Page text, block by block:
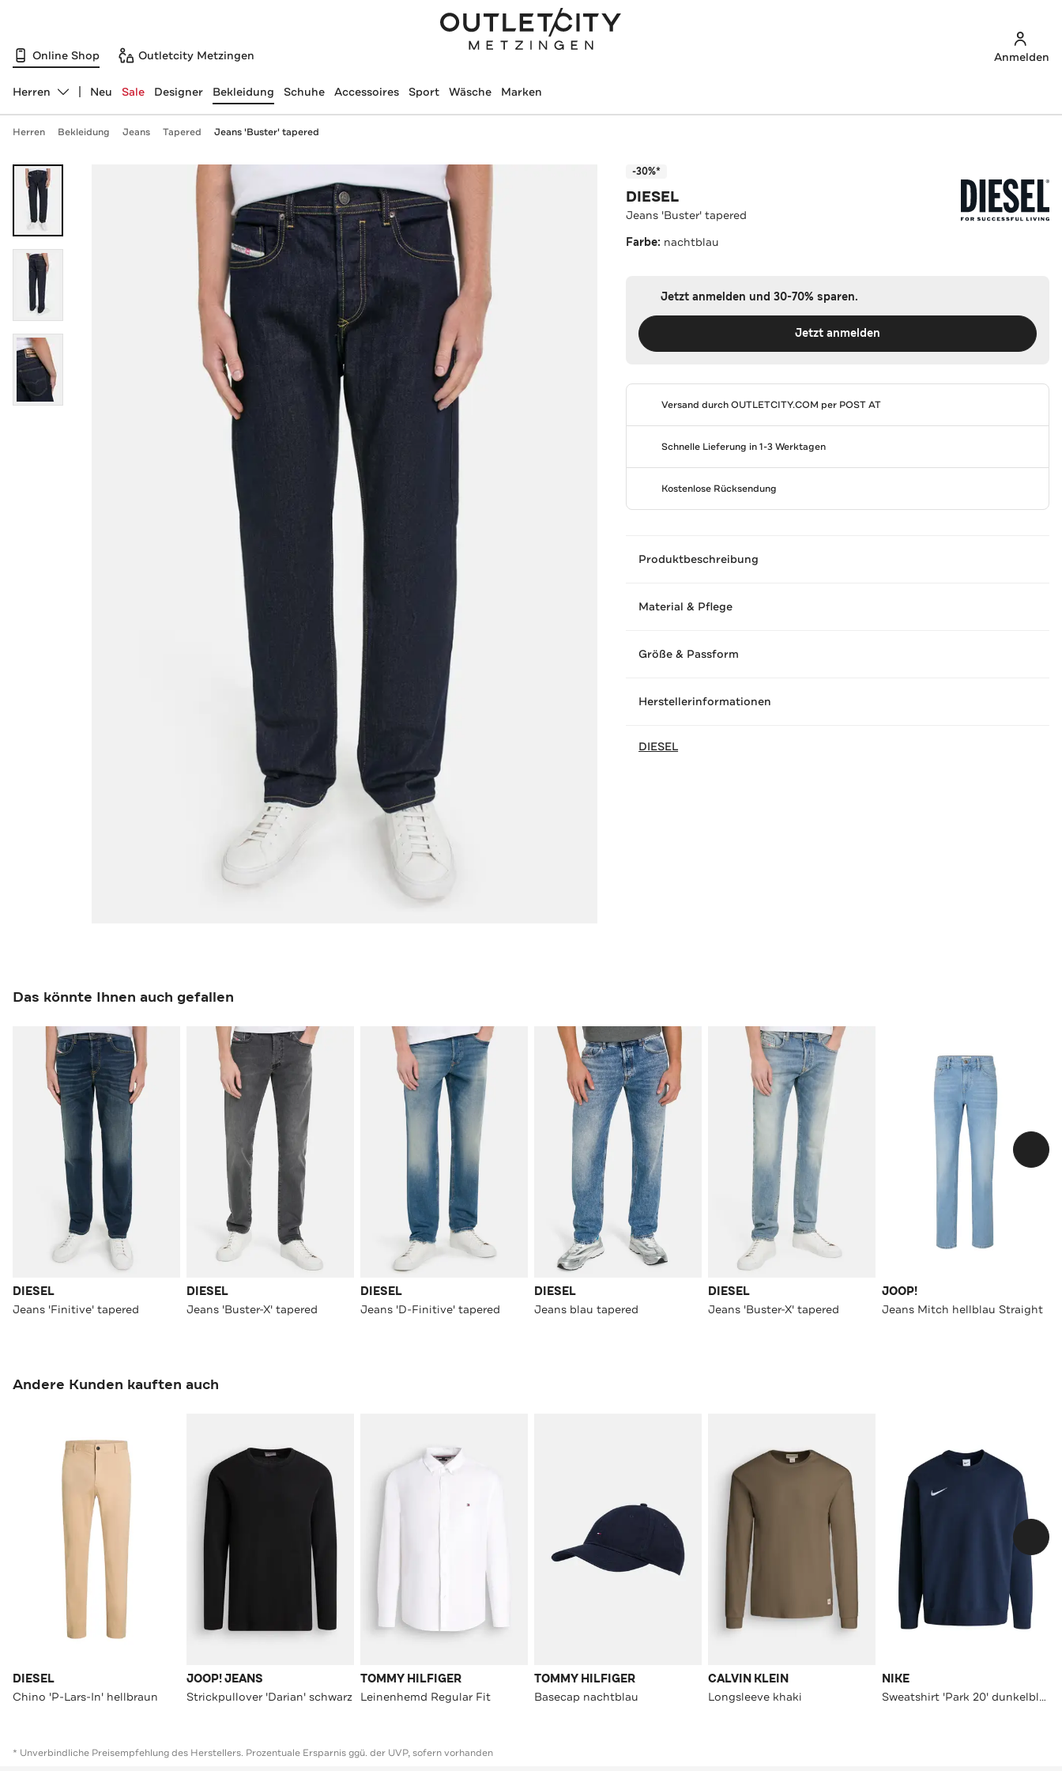
Online Shop Outletcity Metzingen Anmelden
Abteilung ändern, ausgewählt:
Herren Neu Sale Designer Bekleidung Schuhe Accessoires Sport Wäsche Marken
Herren Bekleidung Jeans Tapered Jeans 'Buster' tapered
-30%*
DIESEL
Jeans 'Buster' tapered
Farbe: nachtblau
Jetzt anmelden und 30-70% sparen.
Jetzt anmelden
Versand durchOUTLETCITY.COM per POST AT
Schnelle Lieferung in 1-3 Werktagen
Kostenlose Rücksendung
Produktbeschreibung
Material & Pflege
Größe & Passform
Herstellerinformationen
DIESEL
Das könnte Ihnen auch gefallen
DIESEL
Jeans 'Finitive' tapered
DIESEL
Jeans 'Buster-X' tapered
DIESEL
Jeans 'D-Finitive' tapered
DIESEL
Jeans blau tapered
DIESEL
Jeans 'Buster-X' tapered
JOOP!
Jeans Mitch hellblau Straight
Andere Kunden kauften auch
DIESEL
Chino 'P-Lars-In' hellbraun
JOOP! JEANS
Strickpullover 'Darian' schwarz
TOMMY HILFIGER
Leinenhemd Regular Fit
TOMMY HILFIGER
Basecap nachtblau
CALVIN KLEIN
Longsleeve khaki
NIKE
Sweatshirt 'Park 20' dunkelblau
* Unverbindliche Preisempfehlung des Herstellers. Prozentuale Ersparnis ggü. der UVP, sofern vorhanden